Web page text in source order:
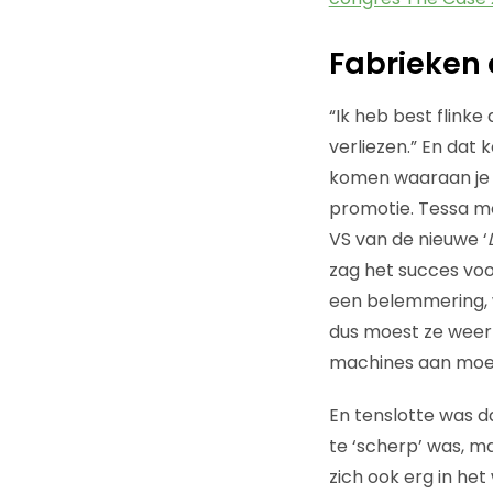
Fabrieken
“Ik heb best flinke
verliezen.” En dat
komen waaraan
promotie. Tessa
VS van de nieuwe ‘
zag het succes
een
dus moest ze
machines aan
En tenslotte was
te ‘scherp’ was,
zich ook erg in het